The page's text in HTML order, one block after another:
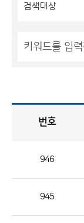
론
번호
946
945